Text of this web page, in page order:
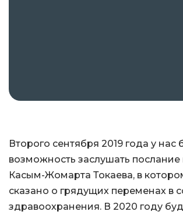
Второго сентября 2019 года у нас
возможность заслушать послание
Касым-Жомарта Токаева, в
сказано о грядущих переменах в
здравоохранения. В 2020 году